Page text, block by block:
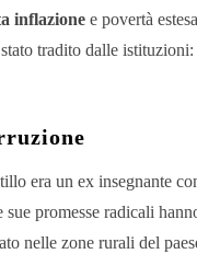
inflazione e povertà
tradito dalle
era un ex insegnante
promesse radicali
nelle zone rurali del